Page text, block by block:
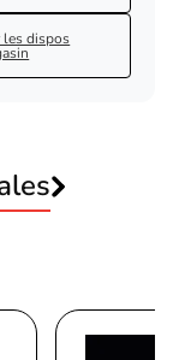
les dispos
Black